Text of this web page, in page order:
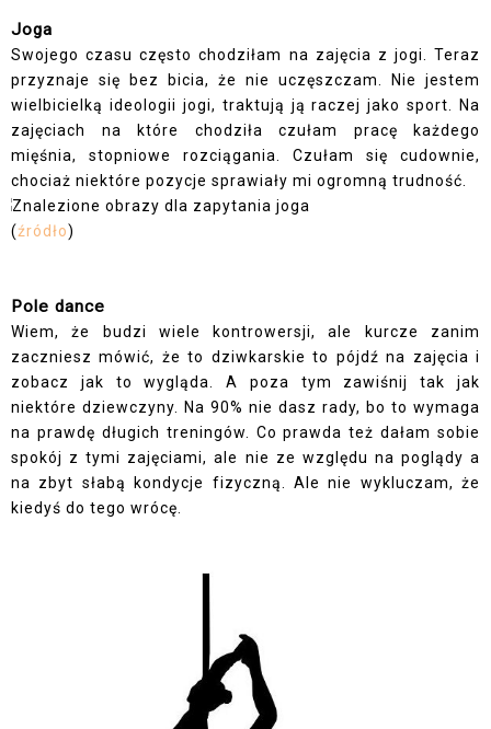
Joga
Swojego czasu często chodziłam na zajęcia z jogi. Teraz
przyznaje się bez bicia, że nie uczęszczam. Nie jestem
wielbicielką ideologii jogi, traktują ją raczej jako sport. Na
zajęciach na które chodziła czułam pracę każdego
mięśnia, stopniowe rozciągania. Czułam się cudownie,
chociaż niektóre pozycje sprawiały mi ogromną trudność.
(źródło)
Pole dance
Wiem, że budzi wiele kontrowersji, ale kurcze zanim
zaczniesz mówić, że to dziwkarskie to pójdź na zajęcia i
zobacz jak to wygląda. A poza tym zawiśnij tak jak
niektóre dziewczyny. Na 90% nie dasz rady, bo to wymaga
na prawdę długich treningów. Co prawda też dałam sobie
spokój z tymi zajęciami, ale nie ze względu na poglądy a
na zbyt słabą kondycje fizyczną. Ale nie wykluczam, że
kiedyś do tego wrócę.